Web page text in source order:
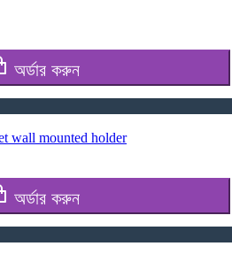
অর্ডার করুন
wall mounted holder
অর্ডার করুন